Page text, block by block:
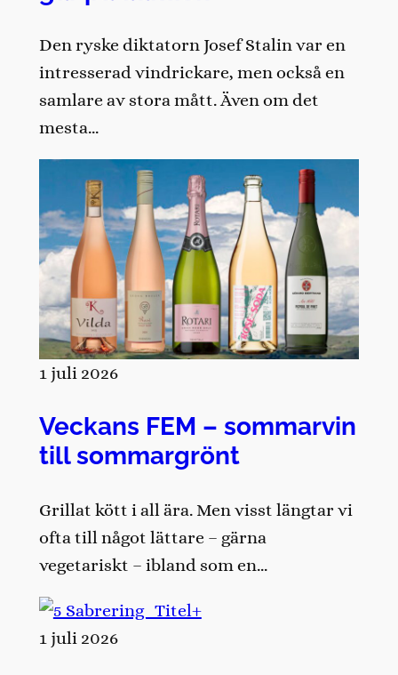
Den ryske diktatorn Josef Stalin var en
intresserad vindrickare, men också en
samlare av stora mått. Även om det
mesta…
1 juli 2026
Veckans FEM – sommarvin
till sommargrönt
Grillat kött i all ära. Men visst längtar vi
ofta till något lättare – gärna
vegetariskt – ibland som en…
1 juli 2026